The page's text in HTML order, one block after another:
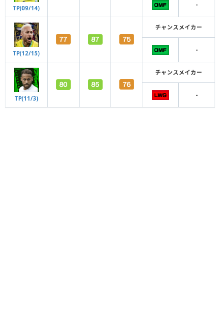
TP(09/14) -
TP(12/15)
チャンスメイカー
-
TP(11/3)
チャンスメイカー
-